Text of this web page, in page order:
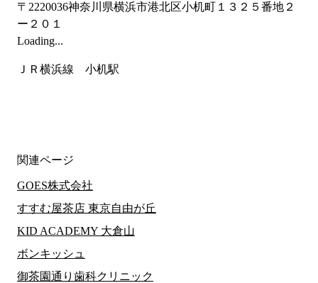
〒2220036神奈川県横浜市港北区小机町１３２５番地２
ー２０１
Loading...
ＪＲ横浜線　小机駅
関連ページ
GOES株式会社
すすむ屋茶店 東京自由が丘
KID ACADEMY 大倉山
ボンキッシュ
御茶園通り歯科クリニック